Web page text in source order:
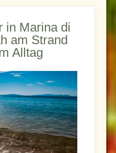
in Marina di
am Strand
Alltag